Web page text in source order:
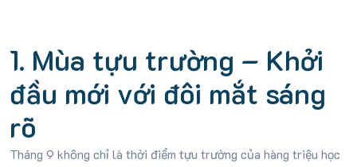
1. Mùa tựu trường – Khởi
đầu mới với đôi mắt sáng
rõ
Tháng 9 không chỉ là thời điểm tựu trường của hàng triệu học